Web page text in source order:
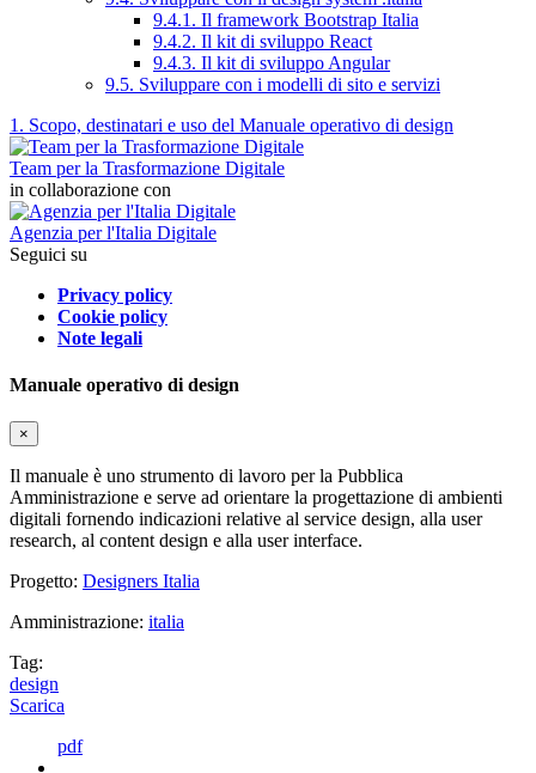
9.4.1. Il framework Bootstrap Italia
9.4.2. Il kit di sviluppo React
9.4.3. Il kit di sviluppo Angular
9.5. Sviluppare con i modelli di sito e servizi
1. Scopo, destinatari e uso del Manuale operativo di design
Team per la Trasformazione Digitale
in collaborazione con
Agenzia per l'Italia Digitale
Seguici su
Privacy policy
Cookie policy
Note legali
Manuale operativo di design
×
Il manuale è uno strumento di lavoro per la Pubblica
Amministrazione e serve ad orientare la progettazione di ambienti
digitali fornendo indicazioni relative al service design, alla user
research, al content design e alla user interface.
Progetto: Designers Italia
Amministrazione: italia
Tag:
design
Scarica
pdf